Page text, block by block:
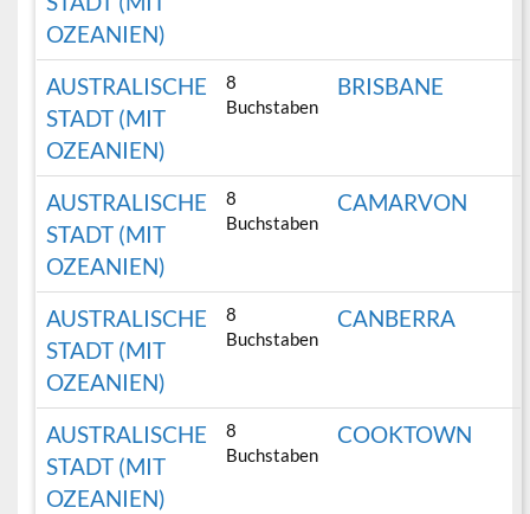
OZEANIEN)
AUSTRALISCHE
STADT (MIT
OZEANIEN)
8
Buchstaben
BRISBANE
AUSTRALISCHE
STADT (MIT
OZEANIEN)
8
Buchstaben
CAMARVON
AUSTRALISCHE
STADT (MIT
OZEANIEN)
8
Buchstaben
CANBERRA
AUSTRALISCHE
STADT (MIT
OZEANIEN)
8
Buchstaben
COOKTOWN